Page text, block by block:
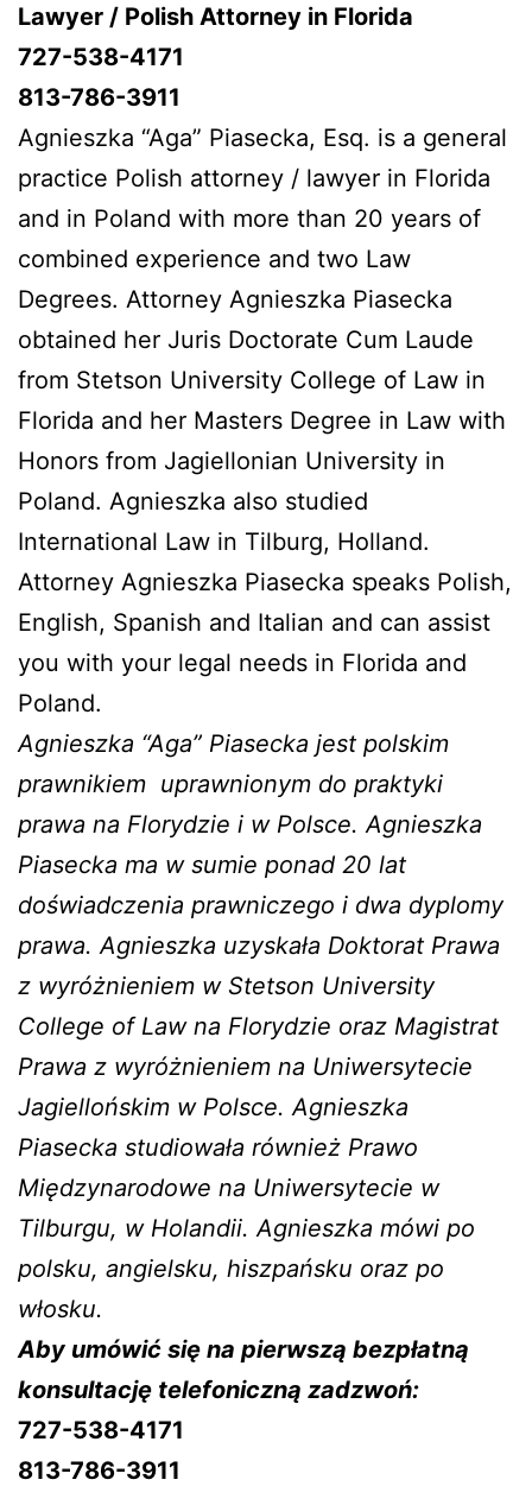
Lawyer / Polish Attorney in Florida
727-538-4171
813-786-3911
Agnieszka “Aga” Piasecka, Esq. is a general
practice Polish attorney / lawyer in Florida
and in Poland with more than 20 years of
combined experience and two Law
Degrees. Attorney Agnieszka Piasecka
obtained her Juris Doctorate Cum Laude
from Stetson University College of Law in
Florida and her Masters Degree in Law with
Honors from Jagiellonian University in
Poland. Agnieszka also studied
International Law in Tilburg, Holland.
Attorney Agnieszka Piasecka speaks Polish,
English, Spanish and Italian and can assist
you with your legal needs in Florida and
Poland.
Agnieszka “Aga” Piasecka jest polskim
prawnikiem uprawnionym do praktyki
prawa na Florydzie i w Polsce. Agnieszka
Piasecka ma w sumie ponad 20 lat
doświadczenia prawniczego i dwa dyplomy
prawa. Agnieszka uzyskała Doktorat Prawa
z wyróżnieniem w Stetson University
College of Law na Florydzie oraz Magistrat
Prawa z wyróżnieniem na Uniwersytecie
Jagiellońskim w Polsce. Agnieszka
Piasecka studiowała również Prawo
Międzynarodowe na Uniwersytecie w
Tilburgu, w Holandii. Agnieszka mówi po
polsku, angielsku, hiszpańsku oraz po
włosku.
Aby umówić się na pierwszą bezpłatną
konsultację telefoniczną zadzwoń:
727-538-4171
813-786-3911